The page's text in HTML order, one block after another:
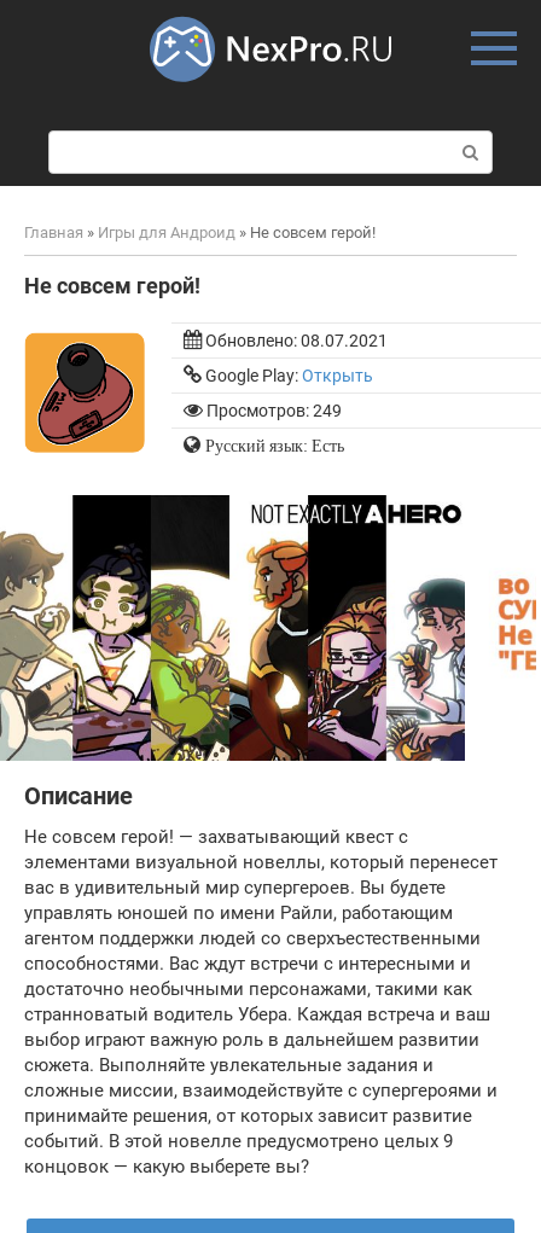
о
и
к
Главная » Игры для Андроид » Не совсем герой!
Не совсем герой!
Обновлено:08.07.2021
Google Play:Открыть
Просмотров: 249
Русский язык: Есть
Описание
Не совсем герой! — захватывающий квест с
элементами визуальной новеллы, который перенесет
вас в удивительный мир супергероев. Вы будете
управлять юношей по имени Райли, работающим
агентом поддержки людей со сверхъестественными
способностями. Вас ждут встречи с интересными и
достаточно необычными персонажами, такими как
странноватый водитель Убера. Каждая встреча и ваш
выбор играют важную роль в дальнейшем развитии
сюжета. Выполняйте увлекательные задания и
сложные миссии, взаимодействуйте с супергероями и
принимайте решения, от которых зависит развитие
событий. В этой новелле предусмотрено целых 9
концовок — какую выберете вы?